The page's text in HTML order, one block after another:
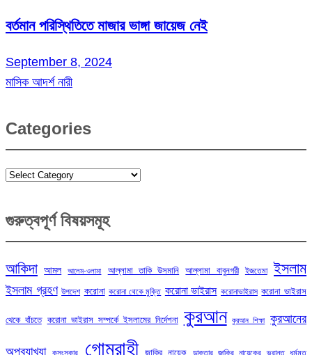
বর্তমান পরিস্থিতিতে মাজার ভাঙ্গা জায়েজ নেই
September 8, 2024
মাসিক আদর্শ নারী
Categories
Categories
গুরুত্বপূর্ণ বিষয়সমূহ
আকিদা আমল আলেম-ওলামা আল্লামা তাকি উসমানি আল্লামা বাবুনগরী ইজতেমা ইসলাম
ইসলাম গ্রহণ উপদেশ করোনা করোনা থেকে মুক্তি করোনা ভাইরাস করোনাভাইরাস করোনা ভাইরাস
থেকে বাঁচতে করোনা ভাইরাস সম্পর্কে ইসলামের নির্দেশনা কুরআন কুরআন শিক্ষা কুরআনের
অপব্যাখ্যা গোমরাহী জাকির নায়েক